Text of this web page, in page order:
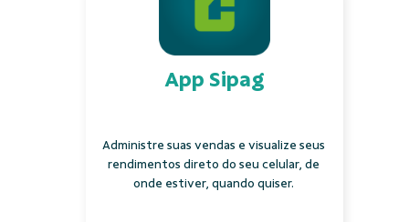
App Sipag
Administre suas vendas e visualize seus
rendimentos direto do seu celular, de
onde estiver, quando quiser.